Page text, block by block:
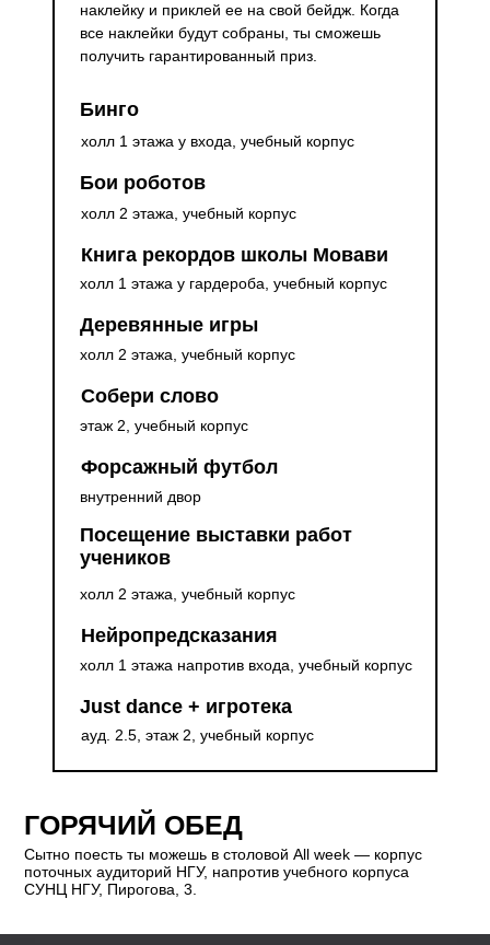
Бинго
холл 1 этажа у входа, учебный корпус
Just dance + игротека
ауд. 2.5, этаж 2, учебный корпус
Бои роботов
холл 2 этажа, учебный корпус
Книга рекордов школы Мовави
холл 1 этажа у гардероба, учебный корпус
Деревянные игры
холл 2 этажа, учебный корпус
Собери слово
этаж 2, учебный корпус
Форсажный футбол
внутренний двор
Посещение выставки работ
учеников
холл 2 этажа, учебный корпус
Нейропредсказания
холл 1 этажа напротив входа, учебный корпус
наклейку и приклей ее на свой бейдж. Когда
все наклейки будут собраны, ты сможешь
получить гарантированный приз.
Сытно поесть ты можешь в столовой All week — корпус
поточных аудиторий НГУ, напротив учебного корпуса
СУНЦ НГУ, Пирогова, 3.
ГОРЯЧИЙ ОБЕД